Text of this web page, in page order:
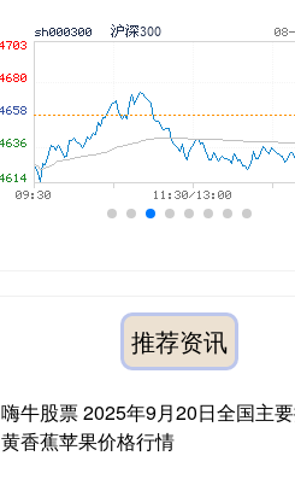
推荐资讯
嗨牛股票 2025年9月20日全国主
黄香蕉苹果价格行情